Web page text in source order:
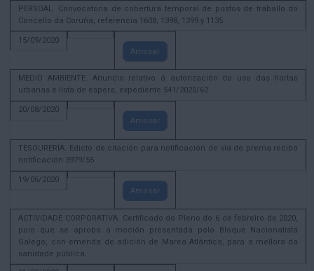
PERSOAL. Convocatoria de cobertura temporal de postos de traballo do
Concello da Coruña, referencia 1608, 1398, 1399 y 1135
15/09/2020
Amosar
MEDIO AMBIENTE. Anuncio relativo á autorización do uso das hortas
urbanas e lista de espera, expediente 541/2020/62
20/08/2020
Amosar
TESOURERÍA. Edicto de citación para notificación de vía de prema recibo
notificación 3979/55
19/06/2020
Amosar
ACTIVIDADE CORPORATIVA. Certificado do Pleno do 6 de febreiro de 2020,
polo que se aproba a moción presentada polo Bloque Nacionalista
Galego, con emenda de adición de Marea Atlántica, para a mellora da
sanidade pública.